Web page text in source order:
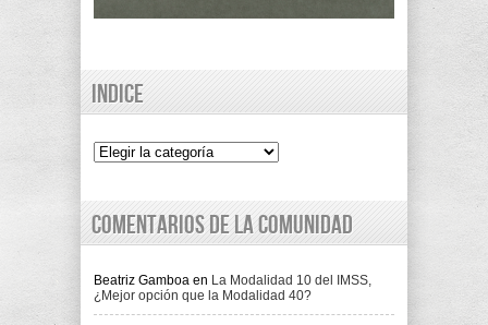
Indice
Indice
Comentarios de la comunidad
Beatriz Gamboa en La Modalidad 10 del IMSS,
¿Mejor opción que la Modalidad 40?